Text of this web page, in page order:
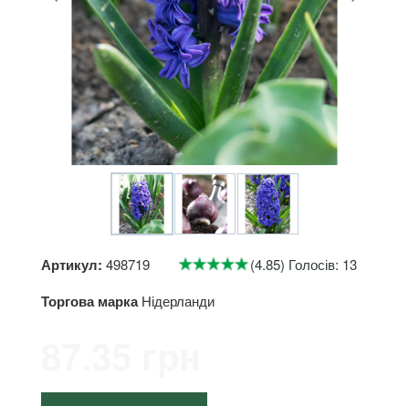
Артикул: 498719 (4.85) Голосів: 13
Торгова марка Нідерланди